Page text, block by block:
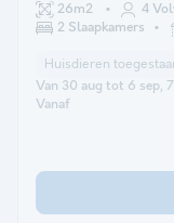
26m2 4
2 Slaapkamers
Huisdieren
Van 30 aug tot 6 sep,
Vanaf